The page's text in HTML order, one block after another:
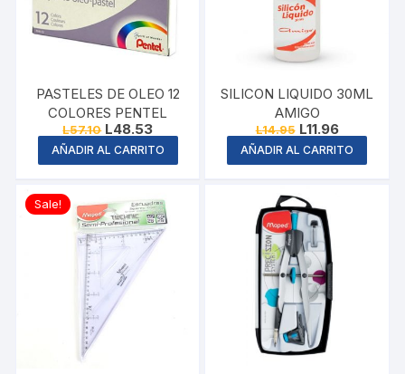
PASTELES DE OLEO 12
COLORES PENTEL
L57.10 Original
price
was:
L57.10.
L48.53Current
price
is:
L48.53.
AÑADIR AL CARRITO
SILICON LIQUIDO 30ML
AMIGO
L14.95 Original
price
was:
L14.95.
L11.96Current
price
is:
L11.96.
AÑADIR AL CARRITO
Sale!